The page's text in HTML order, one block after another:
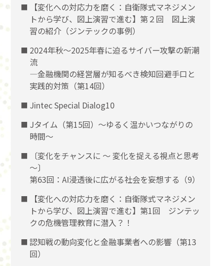
【変化への対応力を磨く：自衛隊式マネジメン
トから学び、図上演習で進む】第２回 図上演
習の紹介（ジンテックの事例）
2024年秋～2025年春に迫るサイバー攻撃の新潮
流
―金融機関の経営層が知るべき検知回避手口と
実践的対策（第14回）
Jintec Special Dialog10
Jタイム（第15回）～ゆるく温かいつながりの
時間～
〔変化をチャンスに 〜 変化を捉える視点と思考
〜〕
第63回：AI浸透後に広がる社会を妄想する（9）
【変化への対応力を磨く：自衛隊式マネジメン
トから学び、図上演習で進む】第1回 ジンテッ
クの危機管理教育に潜入？！
認知戦の動向変化と金融事業者への影響（第13
回）